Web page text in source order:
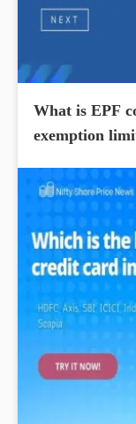
What is EPF
exemption